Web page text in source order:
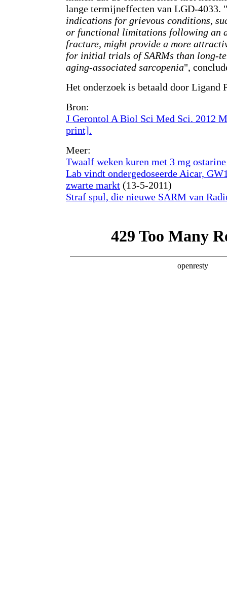
lange termijneffecten van LGD-4033. "
indications for grievous conditions,
or functional limitations following an
fracture, might provide a more
for initial trials of SARMs than long-
aging-associated sarcopenia",
Het onderzoek is betaald door Ligand
Bron:
J Gerontol A Biol Sci Med Sci. 2012
print].
Meer:
Twaalf weken kuren met 3 mg
Lab vindt ondergedoseerde Aicar,
zwarte markt (13-5-2011)
Straf spul, die nieuwe SARM van